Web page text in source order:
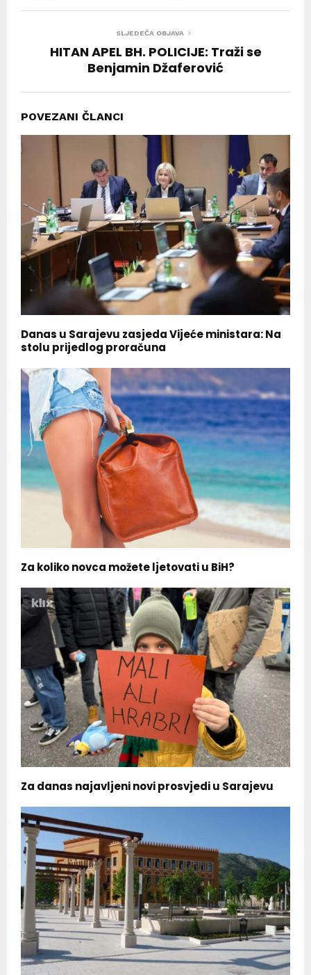
SLJEDEĆA OBJAVA
HITAN APEL BH. POLICIJE: Traži se
Benjamin Džaferović
POVEZANI ČLANCI
Danas u Sarajevu zasjeda Vijeće ministara: Na
stolu prijedlog proračuna
Za koliko novca možete ljetovati u BiH?
Za danas najavljeni novi prosvjedi u Sarajevu